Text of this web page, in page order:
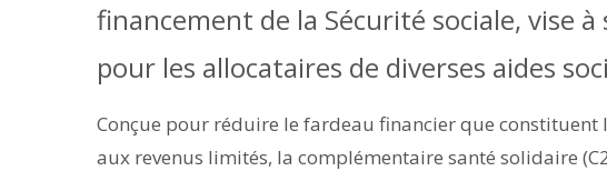
financement de la Sécurité sociale, vise
pour les allocataires de diverses aides
Conçue pour réduire le fardeau financier que constituent
aux revenus limités, la complémentaire santé solidaire